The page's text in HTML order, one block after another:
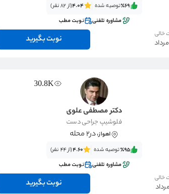
٪69‌‌‌توصیه شده 4.04(از 82 نفر)
مشاوره تلفنی
نوبت مطب
خالی
نوبت بگیرید
30.8K
دکتر مصطفی علوی
فلوشیپ جراحی دست
اهواز، در2 محله
٪95‌‌‌توصیه شده 4.60(از 44 نفر)
مشاوره تلفنی
نوبت مطب
خالی
نوبت بگیرید